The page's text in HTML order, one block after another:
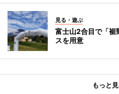
見る・遊ぶ
富士山2合目で「
スを用意
もっと